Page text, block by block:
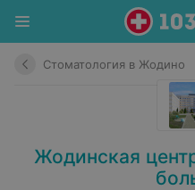
Стоматология в Жодино
Жодинская